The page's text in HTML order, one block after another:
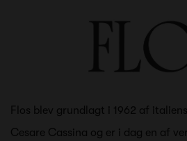
Flos blev grundlagt i 1962 af
Cesare Cassina og er i dag en af